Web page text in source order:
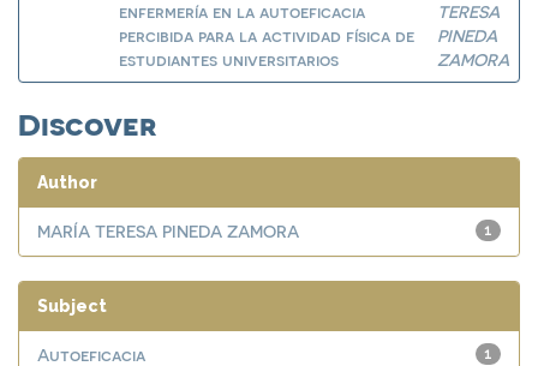
enfermería en la autoeficacia
percibida para la actividad física de
estudiantes universitarios
TERESA
PINEDA
ZAMORA
Discover
Author
1
MARÍA TERESA PINEDA ZAMORA
Subject
1
Autoeficacia